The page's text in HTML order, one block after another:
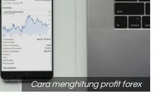
Cara menghitung profit forex